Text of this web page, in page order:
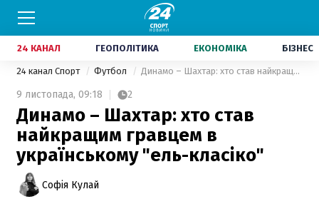
24 КАНАЛ ГЕОПОЛІТИКА ЕКОНОМІКА БІЗНЕС
24 канал Спорт Футбол Динамо – Шахтар: хто став найкращим гравцем в українському "ель-класіко"
9 листопада, 09:18 2
Динамо – Шахтар: хто став
найкращим гравцем в
українському "ель-класіко"
Софія Кулай